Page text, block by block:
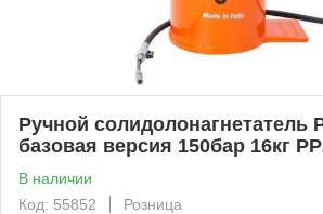
Ручной солидолонагнетатель
базовая версия 150бар 16кг
В наличии
Код: 55852
Розница